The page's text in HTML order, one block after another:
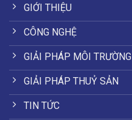
GIỚI THIỆU
CÔNG NGHỆ
GIẢI PHÁP MÔI TRƯỜNG
GIẢI PHÁP THUỶ SẢN
TIN TỨC